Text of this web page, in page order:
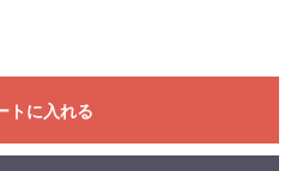
トに入れる